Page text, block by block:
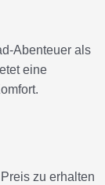
Abenteuer als
eine
zu erhalten